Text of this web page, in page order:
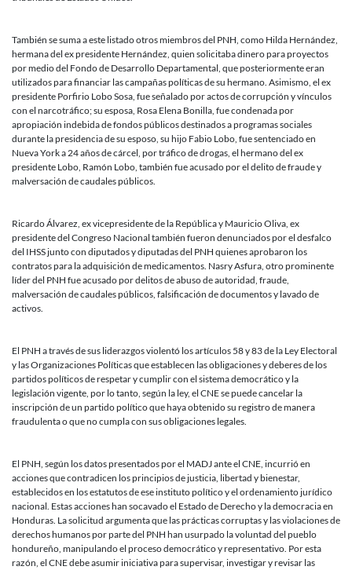
También se suma a este listado otros miembros del PNH, como Hilda Hernández,
hermana del ex presidente Hernández, quien solicitaba dinero para proyectos
por medio del Fondo de Desarrollo Departamental, que posteriormente eran
utilizados para financiar las campañas políticas de su hermano. Asimismo, el ex
presidente Porfirio Lobo Sosa, fue señalado por actos de corrupción y vínculos
con el narcotráfico; su esposa, Rosa Elena Bonilla, fue condenada por
apropiación indebida de fondos públicos destinados a programas sociales
durante la presidencia de su esposo, su hijo Fabio Lobo, fue sentenciado en
Nueva York a 24 años de cárcel, por tráfico de drogas, el hermano del ex
presidente Lobo, Ramón Lobo, también fue acusado por el delito de fraude y
malversación de caudales públicos.
Ricardo Álvarez, ex vicepresidente de la República y Mauricio Oliva, ex
presidente del Congreso Nacional también fueron denunciados por el desfalco
del IHSS junto con diputados y diputadas del PNH quienes aprobaron los
contratos para la adquisición de medicamentos. Nasry Asfura, otro prominente
líder del PNH fue acusado por delitos de abuso de autoridad, fraude,
malversación de caudales públicos, falsificación de documentos y lavado de
activos.
El PNH a través de sus liderazgos violentó los artículos 58 y 83 de la Ley Electoral
y las Organizaciones Políticas que establecen las obligaciones y deberes de los
partidos políticos de respetar y cumplir con el sistema democrático y la
legislación vigente, por lo tanto, según la ley, el CNE se puede cancelar la
inscripción de un partido político que haya obtenido su registro de manera
fraudulenta o que no cumpla con sus obligaciones legales.
El PNH, según los datos presentados por el MADJ ante el CNE, incurrió en
acciones que contradicen los principios de justicia, libertad y bienestar,
establecidos en los estatutos de ese instituto político y el ordenamiento jurídico
nacional. Estas acciones han socavado el Estado de Derecho y la democracia en
Honduras. La solicitud argumenta que las prácticas corruptas y las violaciones de
derechos humanos por parte del PNH han usurpado la voluntad del pueblo
hondureño, manipulando el proceso democrático y representativo. Por esta
razón, el CNE debe asumir iniciativa para supervisar, investigar y revisar las